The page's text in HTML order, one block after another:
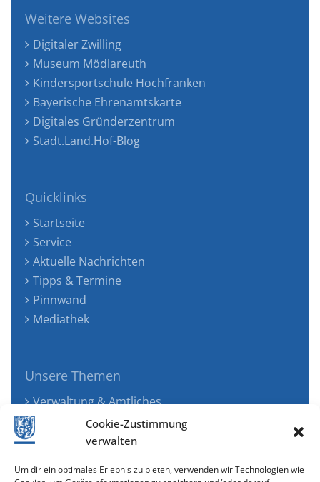
Cookie-Zustimmung
verwalten
Um dir ein optimales Erlebnis zu bieten, verwenden wir Technologien wie
Weitere Websites
Digitaler Zwilling
Museum Mödlareuth
Kindersportschule Hochfranken
Bayerische Ehrenamtskarte
Digitales Gründerzentrum
Stadt.Land.Hof-Blog
Quicklinks
Startseite
Service
Aktuelle Nachrichten
Tipps & Termine
Pinnwand
Mediathek
Unsere Themen
Verwaltung & Amtliches
Jugend, Familie & Gesundheit
Tourismus, Freizeit & Ökologie
Wirtschaft & Verkehr